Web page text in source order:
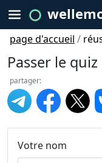
page d'accueil /
Passer le quiz
partager:
Votre nom